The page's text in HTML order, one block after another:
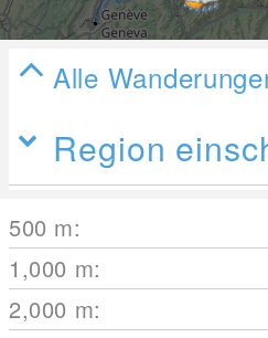
Alle
Region
500 m:
1,000 m:
2,000 m: